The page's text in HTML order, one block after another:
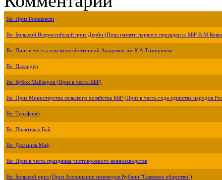
Re: Приз Гелишикли
Re: Большой Всероссийский приз Дерби (Приз памяти первого президента КБР
Re: Приз в честь сельскохозяйственной Академии им.К.А.Тимирязева
Re: Паландер
Re: Кубок Майлеров (Приз в честь КБР)
Re: Приз Министерства сельского хозяйства КБР (Приз в честь года единства народов
Re: Турафриф
Re: Практикал Бой
Re: Джамила Маф
Re: Приз в честь праздника чистокровного коннозаводства
Re: Большой приз (Приз Ассоциации коневодов Кубани "Скаковое общество")